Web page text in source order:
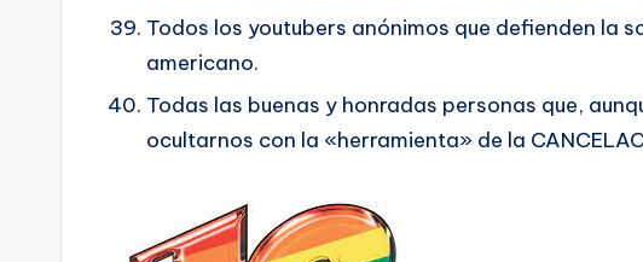
Todos los youtubers anónimos que defienden la
americano.
Todas las buenas y honradas personas que,
ocultarnos con la «herramienta» de la